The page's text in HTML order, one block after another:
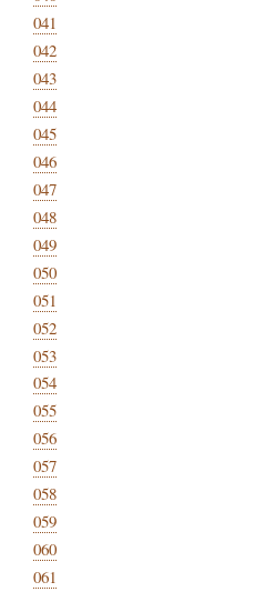
041
042
043
044
045
046
047
048
049
050
051
052
053
054
055
056
057
058
059
060
061